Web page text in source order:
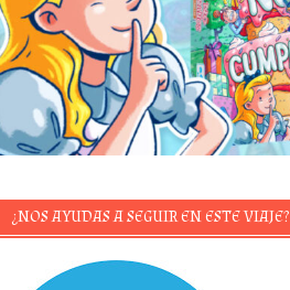
¿NOS AYUDAS A SEGUIR EN ESTE VIAJE?